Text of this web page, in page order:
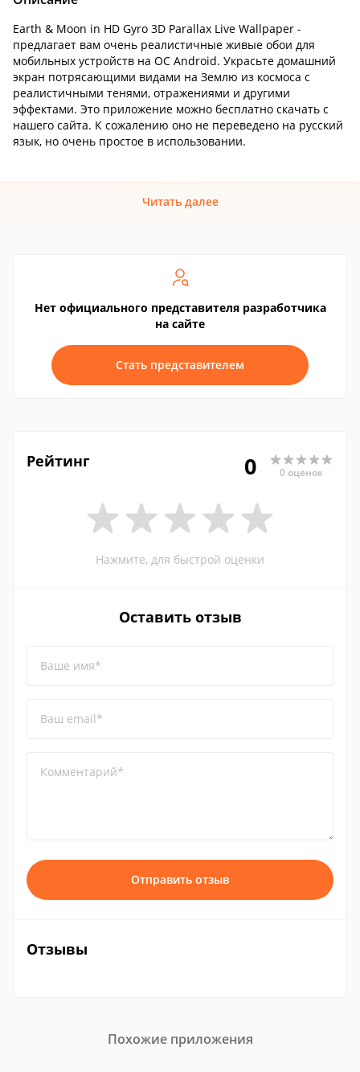
Earth & Moon in HD Gyro 3D Parallax Live Wallpaper -
предлагает вам очень реалистичные живые обои для
мобильных устройств на ОС Android. Украсьте домашний
экран потрясающими видами на Землю из космоса с
реалистичными тенями, отражениями и другими
эффектами. Это приложение можно бесплатно скачать с
нашего сайта. К сожалению оно не переведено на русский
язык, но очень простое в использовании.
Читать далее
Нет официального представителя разработчика
на сайте
Стать представителем
Рейтинг 0 0 оценок
Нажмите, для быстрой оценки
Оставить отзыв
Ваше имя*
Ваш email*
Комментарий*
Отправить отзыв
Отзывы
Похожие приложения